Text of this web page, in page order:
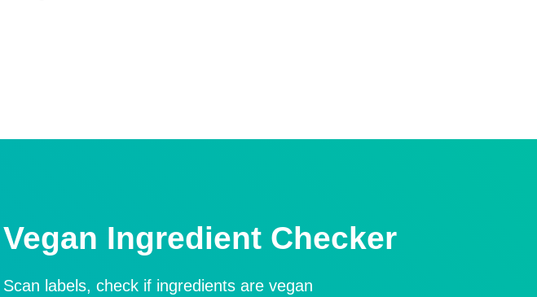
Vegan Ingredient Checker
Scan labels, check if ingredients are vegan